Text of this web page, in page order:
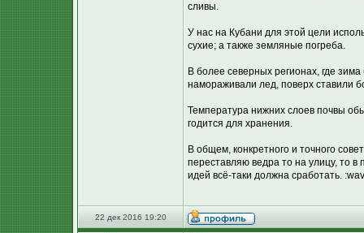
сливы.
У нас на Кубани для этой цели
сухие; а также земляные погреба.
В более северных регионах, где
намораживали лед, поверх ставили
Температура нижних слоев почвы
годится для хранения.
В общем, конкретного и точного
переставляю ведра то на улицу, то
идей всё-таки должна сработать.
22 дек 2016 19:20